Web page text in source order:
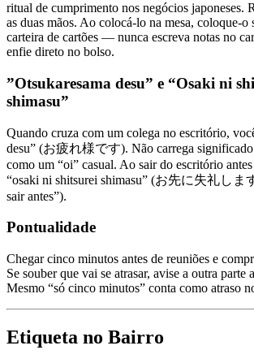
ritual de cumprimento nos negócios japoneses.
as duas mãos. Ao colocá-lo na mesa, coloque-o
carteira de cartões — nunca escreva notas no
enfie direto no bolso.
”Otsukaresama desu” e “Osaki ni
shimasu”
Quando cruza com um colega no escritório,
desu” (お疲れ様です). Não carrega
como um “oi” casual. Ao sair do escritório
“osaki ni shitsurei shimasu” (お先に失礼しま
sair antes”).
Pontualidade
Chegar cinco minutos antes de reuniões e
Se souber que vai se atrasar, avise a outra parte
Mesmo “só cinco minutos” conta como atraso
Etiqueta no Bairro